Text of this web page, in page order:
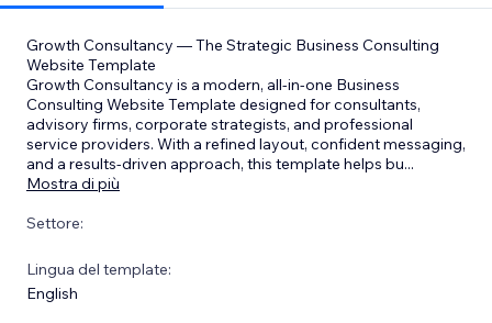
Growth Consultancy — The Strategic Business Consulting
Website Template
Growth Consultancy is a modern, all-in-one Business
Consulting Website Template designed for consultants,
advisory firms, corporate strategists, and professional
service providers. With a refined layout, confident messaging,
and a results-driven approach, this template helps bu...
Mostra di più
Settore:
Lingua del template:
English